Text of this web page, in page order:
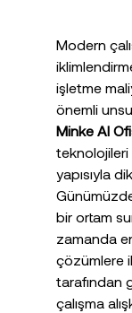
Modern
işletme
önemli
Minke AI
yapısıyla
bir ortam
zamanda
çözümlere
tarafından
çalışma